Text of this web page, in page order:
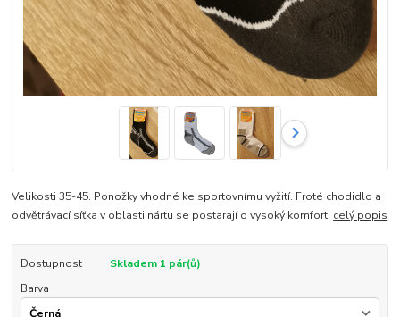
Velikosti 35-45. Ponožky vhodné ke sportovnímu vyžití. Froté chodidlo a
odvětrávací síťka v oblasti nártu se postarají o vysoký komfort. celý popis
Dostupnost
Skladem 1 pár(ů)
Barva